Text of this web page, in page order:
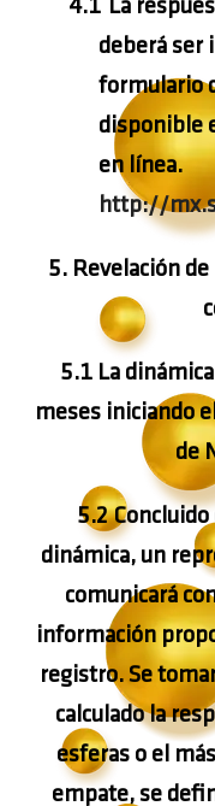
4.1 La
deberá ser
formulario
disponible
en línea.
http://
5. Revelación
5.1 La
meses iniciando
de
5.2
dinámica, un
comunicará
información
registro. Se
calculado la
esferas o el
empate, se